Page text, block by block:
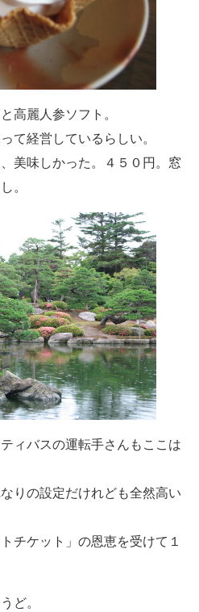
高麗人参ソフト。
て経営しているらしい。
美味しかった。４５０円。窓
。
ィバスの運転手さんもここは
りの設定だけれども全然高い
チケット」の恩恵を受けて１
ど。